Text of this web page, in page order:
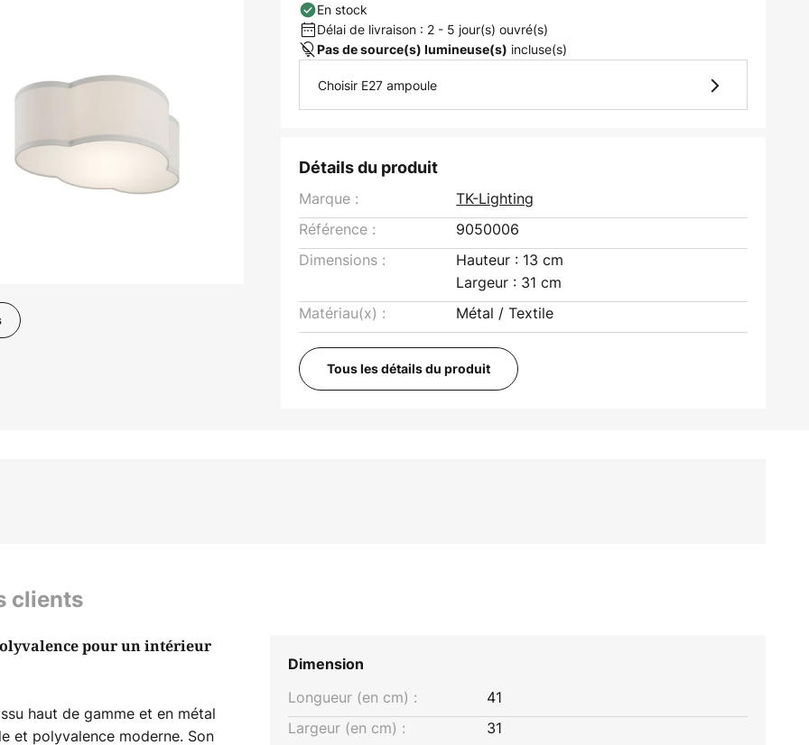
En stock
Délai de livraison : 2 - 5 jour(s) ouvré(s)
Pas de source(s) lumineuse(s) incluse(s)
Choisir E27 ampoule
Détails du produit
Marque :
TK-Lighting
Référence :
9050006
Dimensions :
Hauteur : 13 cm
Largeur : 31 cm
Matériau(x) :
Métal / Textile
Tous les détails du produit
clients
pour un intérieur
haut de gamme et en métal
et polyvalence moderne. Son
Dimension
Longueur (en cm) :
41
Largeur (en cm) :
31